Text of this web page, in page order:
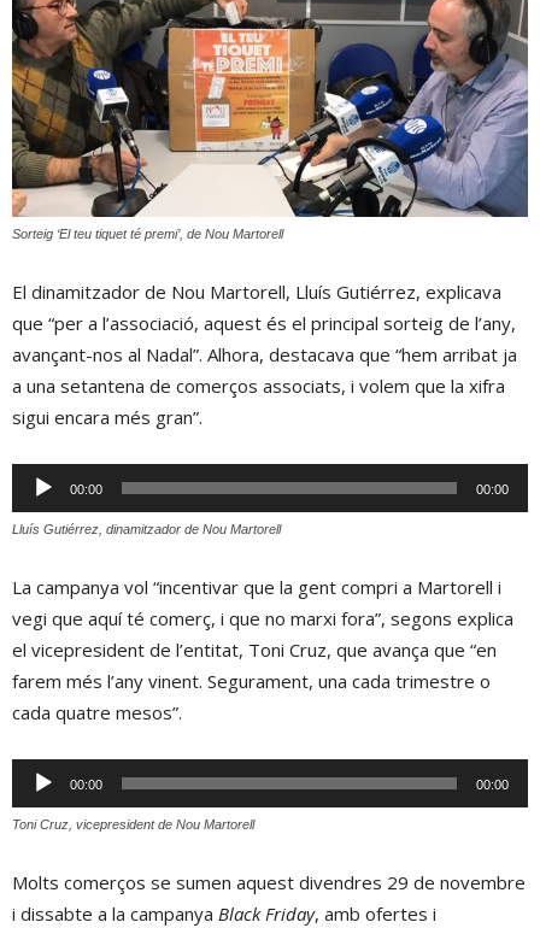
Sorteig ‘El teu tiquet té premi’, de Nou Martorell
El dinamitzador de Nou Martorell, Lluís Gutiérrez, explicava
que “per a l’associació, aquest és el principal sorteig de l’any,
avançant-nos al Nadal”. Alhora, destacava que “hem arribat ja
a una setantena de comerços associats, i volem que la xifra
sigui encara més gran”.
Reproductor
d'àudio
00:00 00:00
Lluís Gutiérrez, dinamitzador de Nou Martorell
La campanya vol “incentivar que la gent compri a Martorell i
vegi que aquí té comerç, i que no marxi fora”, segons explica
el vicepresident de l’entitat, Toni Cruz, que avança que “en
farem més l’any vinent. Segurament, una cada trimestre o
cada quatre mesos”.
Reproductor
d'àudio
00:00 00:00
Toni Cruz, vicepresident de Nou Martorell
Molts comerços se sumen aquest divendres 29 de novembre
i dissabte a la campanya Black Friday, amb ofertes i